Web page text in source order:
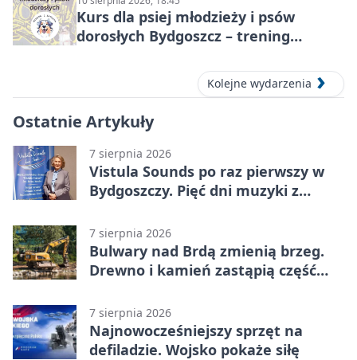
Kurs dla psiej młodzieży i psów
dorosłych Bydgoszcz – trening
Kolejne wydarzenia
Ostatnie Artykuły
7 sierpnia 2026
Vistula Sounds po raz pierwszy w
Bydgoszczy. Pięć dni muzyki z
7 sierpnia 2026
Bulwary nad Brdą zmienią brzeg.
Drewno i kamień zastąpią część
7 sierpnia 2026
Najnowocześniejszy sprzęt na
defiladzie. Wojsko pokaże siłę